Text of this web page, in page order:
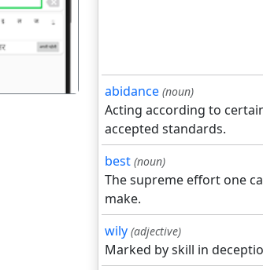
abidance (noun)
Acting according to
accepted standards.
best (noun)
The supreme effort one
make.
wily (adjective)
Marked by skill in